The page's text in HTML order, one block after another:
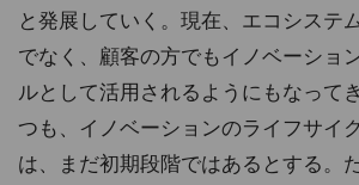
と発展していく。現在、エコシステ
でなく、顧客の方でもイノベーショ
ルとして活用されるようにもなって
つも、イノベーションのライフサイ
は、まだ初期段階ではあるとする。